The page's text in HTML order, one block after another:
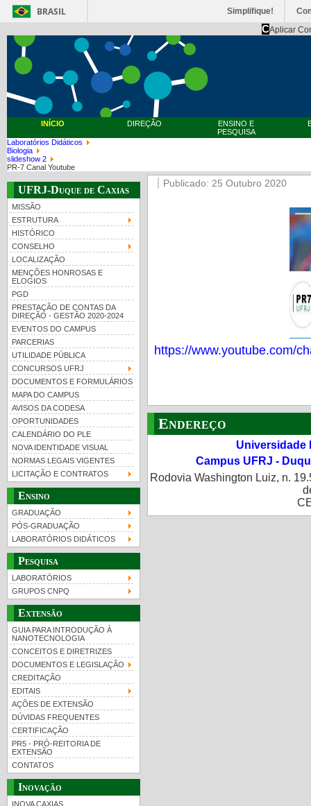
BRASIL Simplifique!
CAplicar
INÍCIO DIREÇÃO
ENSINO E
PESQUISA
Laboratórios Didáticos
Biologia
slideshow 2
PR-7 Canal Youtube
UFRJ-Duque de Caxias
MISSÃO
ESTRUTURA
HISTÓRICO
CONSELHO
LOCALIZAÇÃO
MENÇÕES HONROSAS E
ELOGIOS
PGD
PRESTAÇÃO DE CONTAS DA
DIREÇÃO - GESTÃO 2020-2024
EVENTOS DO CAMPUS
PARCERIAS
UTILIDADE PÚBLICA
CONCURSOS UFRJ
DOCUMENTOS E FORMULÁRIOS
MAPA DO CAMPUS
AVISOS DA CODESA
OPORTUNIDADES
CALENDÁRIO DO PLE
NOVA IDENTIDADE VISUAL
NORMAS LEGAIS VIGENTES
LICITAÇÃO E CONTRATOS
Ensino
GRADUAÇÃO
PÓS-GRADUAÇÃO
LABORATÓRIOS DIDÁTICOS
Pesquisa
LABORATÓRIOS
GRUPOS CNPQ
Extensão
GUIA PARA INTRODUÇÃO À
NANOTECNOLOGIA
CONCEITOS E DIRETRIZES
DOCUMENTOS E LEGISLAÇÃO
CREDITAÇÃO
EDITAIS
AÇÕES DE EXTENSÃO
DÚVIDAS FREQUENTES
CERTIFICAÇÃO
PR5 - PRÓ-REITORIA DE
EXTENSÃO
CONTATOS
Inovação
INOVA CAXIAS
Publicado: 25 Outubro 2020
https://www.youtube.com/
Endereço
Universidade
Campus UFRJ -
Rodovia Washington Luiz, n.
UFRJ 100 anos